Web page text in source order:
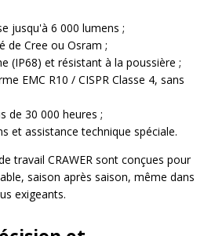
jusqu'à 6 000 lumens ;
de Cree ou Osram ;
(IP68) et résistant à la poussière ;
EMC R10 / CISPR Classe 4, sans
de 30 000 heures ;
et assistance technique spéciale.
travail CRAWER sont conçues pour
saison après saison, même dans
exigeants.